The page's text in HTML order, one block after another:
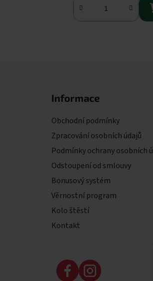
Informace
Obchodní podmínky
Zpracování osobních údajů
Podmínky ochrany osobních
Odstoupení od smlouvy
Bonusový systém
Věrnostní program
Kolo štěstí
Kontakt